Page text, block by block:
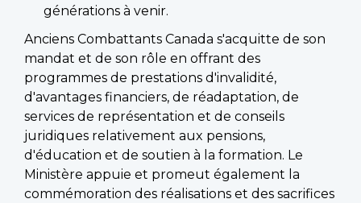
générations à venir.
Anciens Combattants Canada s'acquitte de son
mandat et de son rôle en offrant des
programmes de prestations d'invalidité,
d'avantages financiers, de réadaptation, de
services de représentation et de conseils
juridiques relativement aux pensions,
d'éducation et de soutien à la formation. Le
Ministère appuie et promeut également la
commémoration des réalisations et des sacrifices